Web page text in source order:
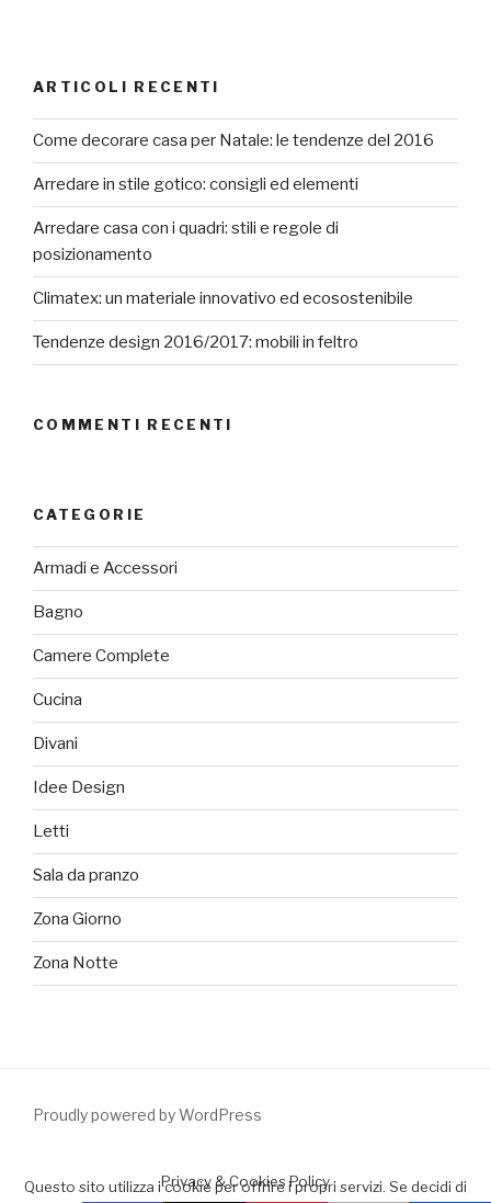
ARTICOLI RECENTI
Come decorare casa per Natale: le tendenze del 2016
Arredare in stile gotico: consigli ed elementi
Arredare casa con i quadri: stili e regole di
posizionamento
Climatex: un materiale innovativo ed ecosostenibile
Tendenze design 2016/2017: mobili in feltro
COMMENTI RECENTI
CATEGORIE
Armadi e Accessori
Bagno
Camere Complete
Cucina
Divani
Idee Design
Letti
Sala da pranzo
Zona Giorno
Zona Notte
Proudly powered by WordPress
Questo sito utilizza i cookie per offrire i propri servizi. Se decidi di
Privacy & Cookies Policy